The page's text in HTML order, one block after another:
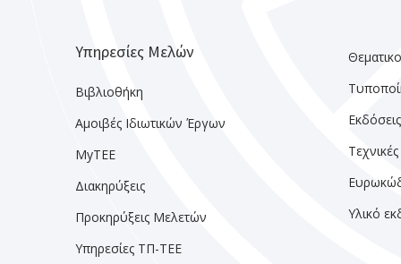
Υπηρεσίες Μελών
Βιβλιοθήκη
Αμοιβές Ιδιωτικών Έργων
MyTEE
Διακηρύξεις
Προκηρύξεις Μελετών
Υπηρεσίες ΤΠ-ΤΕΕ
Εκδόσεις
Υλικό